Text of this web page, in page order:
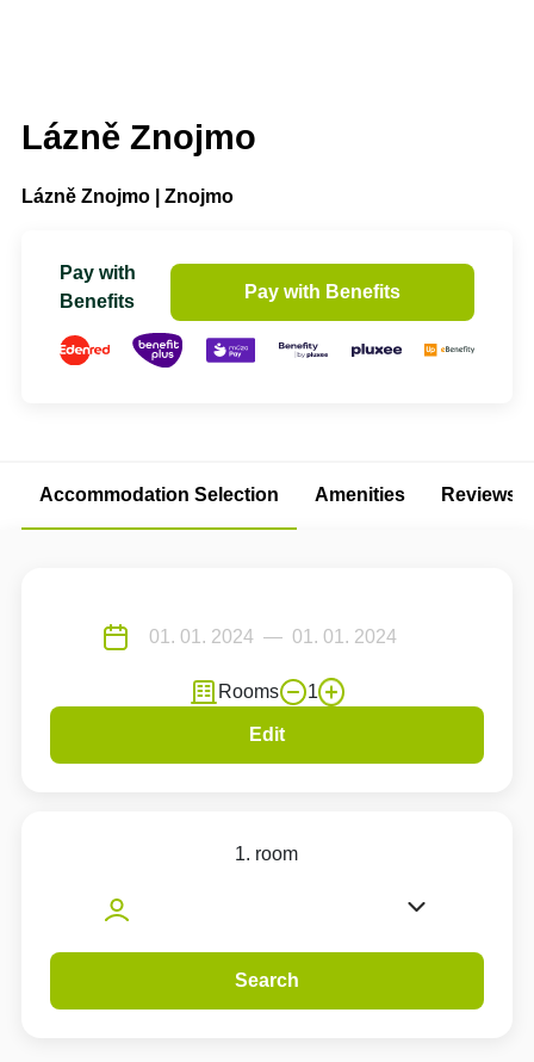
Lázně Znojmo
Lázně Znojmo | Znojmo
Pay with
Benefits
Pay with Benefits
Accommodation Selection Amenities Reviews
Rooms 1
Edit
1. room
Search